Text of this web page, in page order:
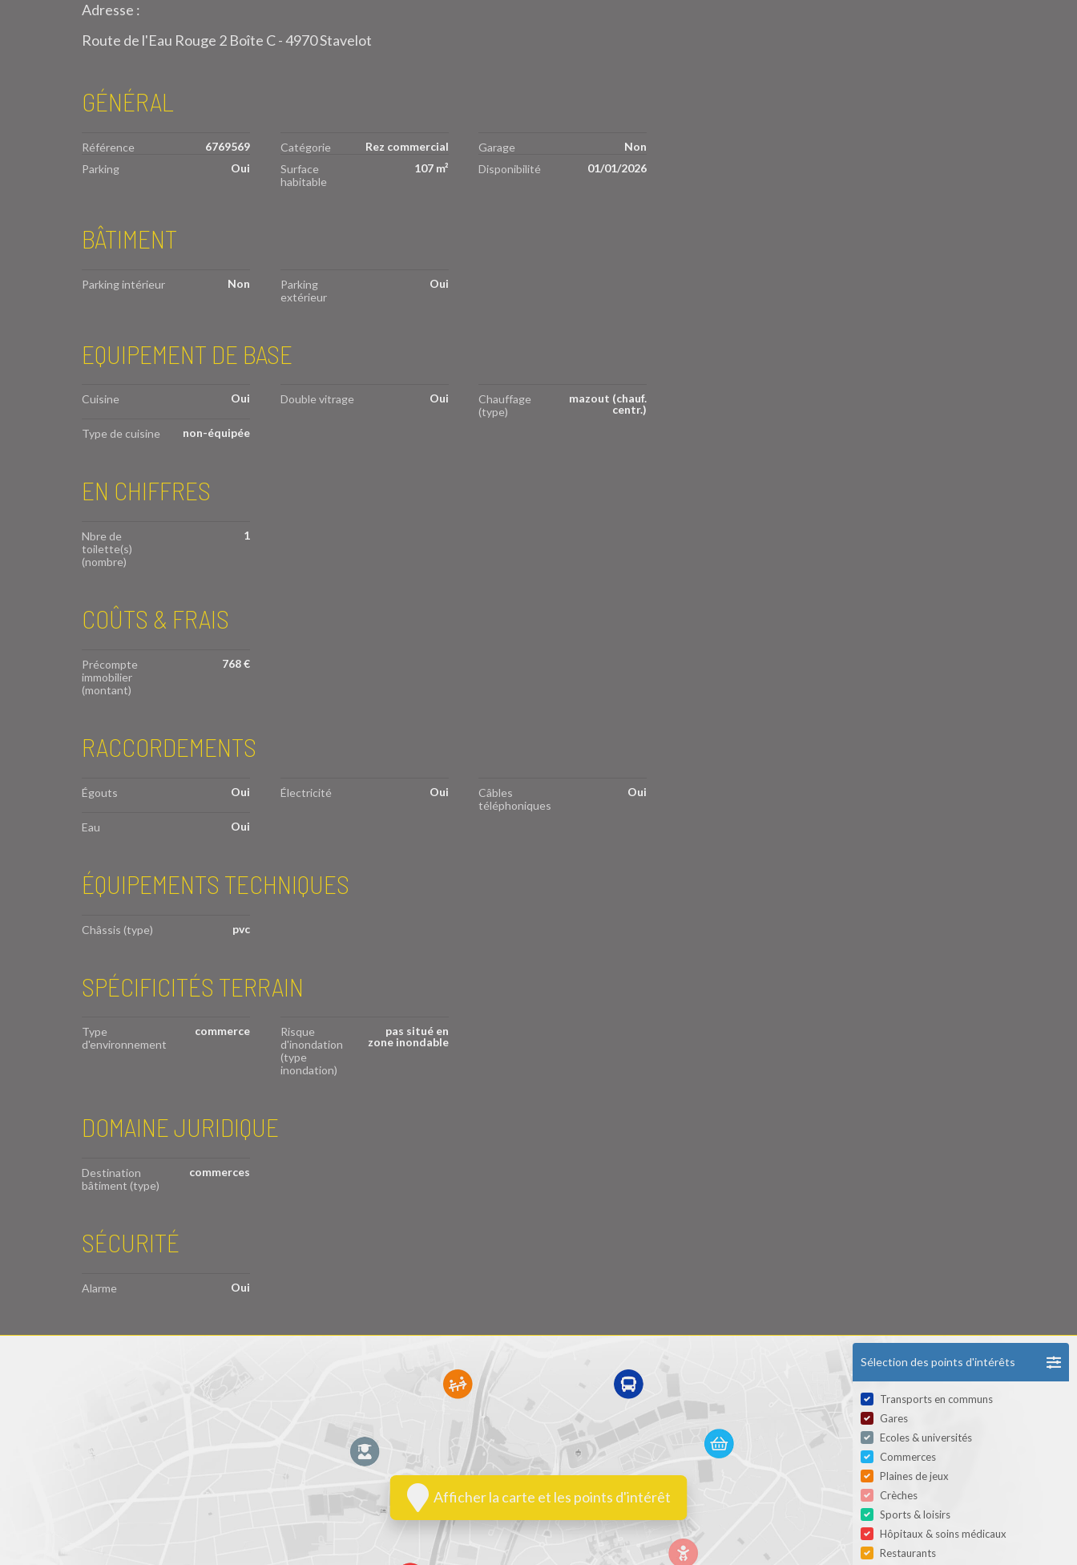
Adresse :
Route de l'Eau Rouge 2 Boîte C - 4970 Stavelot
GÉNÉRAL
Référence 6769569 Catégorie Rez commercial Garage
Non
Parking
Oui
Surface
habitable
107 m² Disponibilité 01/01/2026
BÂTIMENT
Parking intérieur Non
Parking
extérieur
Oui
EQUIPEMENT DE BASE
Cuisine Oui Double vitrage Oui
Chauffage
(type)
mazout (chauf.
centr.)
Type de cuisine
non-équipée
EN CHIFFRES
Nbre de
toilette(s)
(nombre)
1
COÛTS & FRAIS
Précompte
immobilier
(montant)
768 €
RACCORDEMENTS
Égouts Oui Électricité Oui
Câbles
téléphoniques
Oui
Eau Oui
ÉQUIPEMENTS TECHNIQUES
Châssis (type) pvc
SPÉCIFICITÉS TERRAIN
Type
d'environnement
commerce
Risque
d'inondation
(type
inondation)
pas situé en
zone inondable
DOMAINE JURIDIQUE
Destination
bâtiment (type)
commerces
SÉCURITÉ
Alarme Oui
Sélection des points d'intérêts
Transports en communs
Gares
Ecoles & universités
Commerces
Plaines de jeux
Crèches
Sports & loisirs
Hôpitaux & soins médicaux
Restaurants
Afficher la carte et les points d'intérêt